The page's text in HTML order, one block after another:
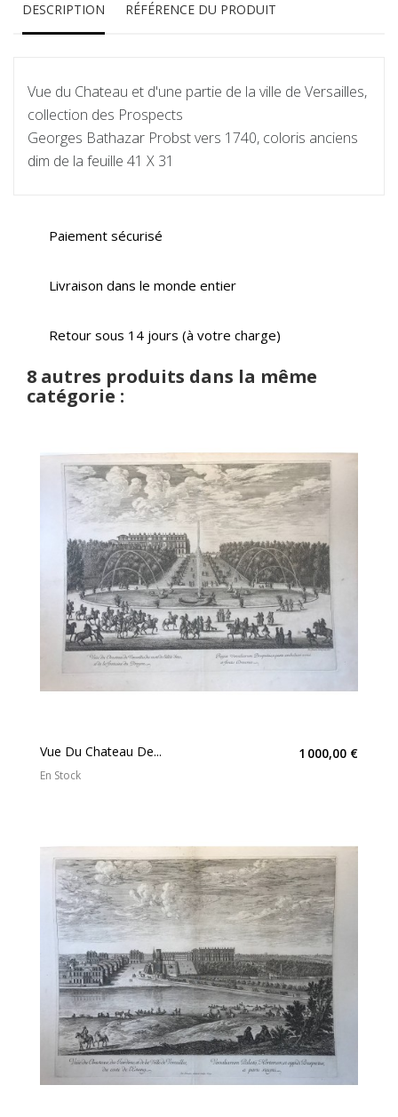
DESCRIPTION RÉFÉRENCE DU PRODUIT
Vue du Chateau et d'une partie de la ville de Versailles,
collection des Prospects
Georges Bathazar Probst vers 1740, coloris anciens
dim de la feuille 41 X 31
Paiement sécurisé
Livraison dans le monde entier
Retour sous 14 jours (à votre charge)
8 autres produits dans la même
catégorie :
Vue Du Chateau De... 1 000,00 €
En Stock